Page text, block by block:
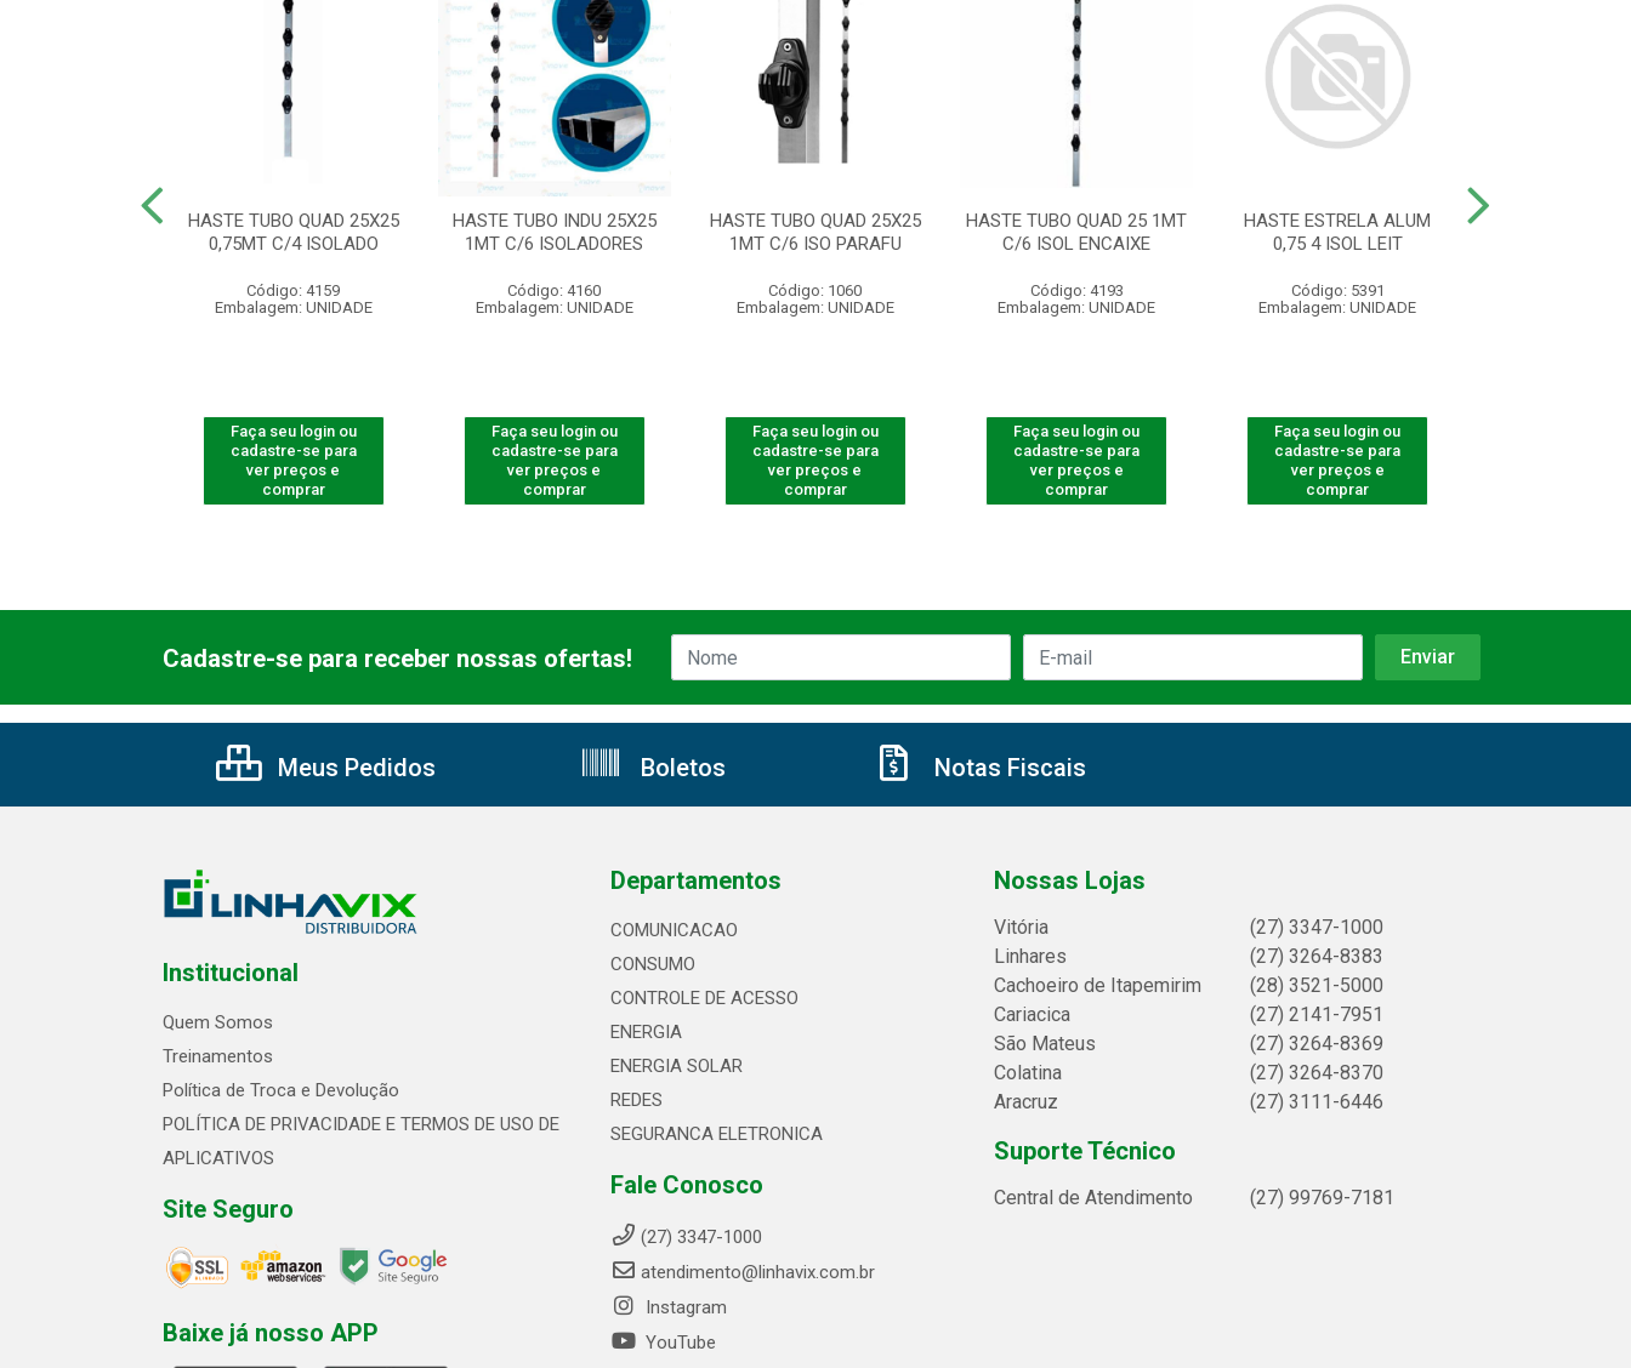
HASTE TUBO QUAD 25X25
0,75MT C/4 ISOLADO
Código: 4159
Embalagem: UNIDADE
Faça seu login ou
cadastre-se para
ver preços e
comprar
HASTE TUBO INDU 25X25
1MT C/6 ISOLADORES
Código: 4160
Embalagem: UNIDADE
Faça seu login ou
cadastre-se para
ver preços e
comprar
HASTE TUBO QUAD 25X25
1MT C/6 ISO PARAFU
Código: 1060
Embalagem: UNIDADE
Faça seu login ou
cadastre-se para
ver preços e
comprar
HASTE TUBO QUAD 25 1MT
C/6 ISOL ENCAIXE
Código: 4193
Embalagem: UNIDADE
Faça seu login ou
cadastre-se para
ver preços e
comprar
HASTE ESTRELA ALUM
0,75 4 ISOL LEIT
Código: 5391
Embalagem: UNIDADE
Faça seu login ou
cadastre-se para
ver preços e
comprar
Cadastre-se para receber nossas ofertas!
Meus Pedidos Boletos Notas Fiscais
Institucional
Quem Somos
Treinamentos
Política de Troca e Devolução
POLÍTICA DE PRIVACIDADE E TERMOS DE USO DE
APLICATIVOS
Site Seguro
Baixe já nosso APP
Departamentos
COMUNICACAO
CONSUMO
CONTROLE DE ACESSO
ENERGIA
ENERGIA SOLAR
REDES
SEGURANCA ELETRONICA
Fale Conosco
(27) 3347-1000
atendimento@linhavix.com.br
Instagram
YouTube
Nossas Lojas
Vitória
(27) 3347-1000
Linhares
(27) 3264-8383
Cachoeiro de Itapemirim
(28) 3521-5000
Cariacica
(27) 2141-7951
São Mateus
(27) 3264-8369
Colatina
(27) 3264-8370
Aracruz
(27) 3111-6446
Suporte Técnico
Central de Atendimento (27) 99769-7181